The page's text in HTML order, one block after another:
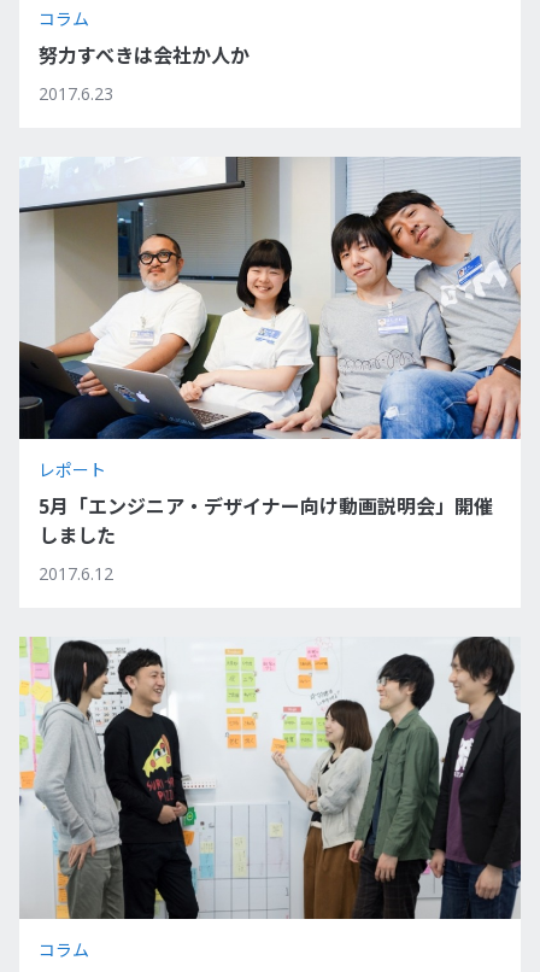
コラム
努力すべきは会社か人か
2017.6.23
レポート
5月「エンジニア・デザイナー向け動画説明会」開催
しました
2017.6.12
コラム